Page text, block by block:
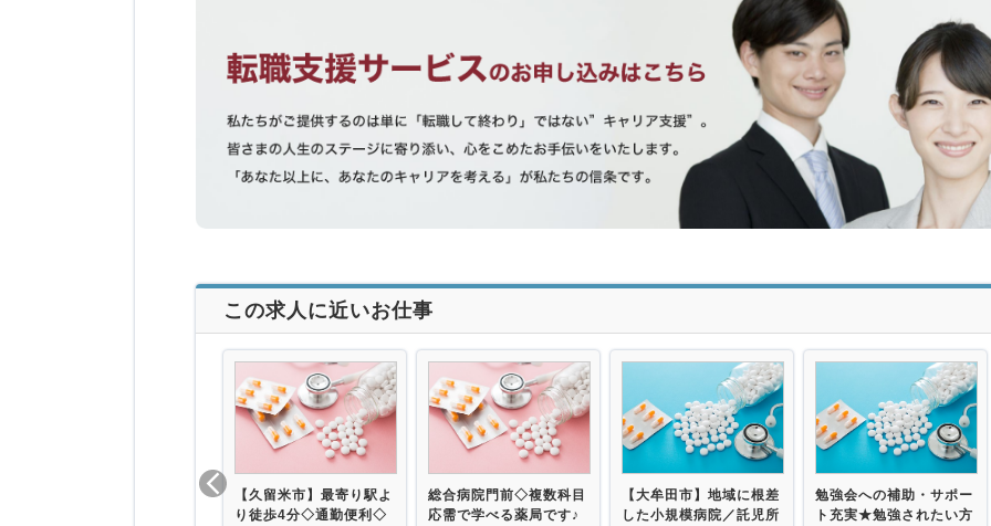
この求人に近いお仕事
【久留米市】最寄り駅よ
り徒歩4分◇通勤便利◇
総合病院門前◇複数科目
応需で学べる薬局です♪
【大牟田市】地域に根差
した小規模病院／託児所
勉強会への補助・サポー
ト充実★勉強されたい方